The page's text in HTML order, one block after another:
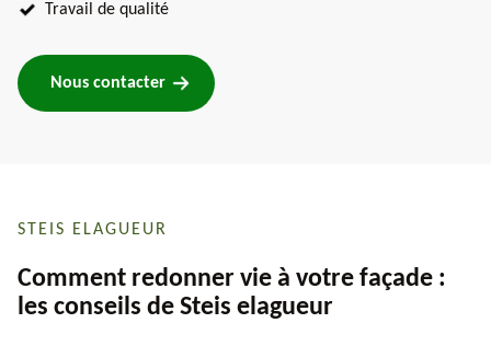
Travail de qualité
Nous contacter
STEIS ELAGUEUR
Comment redonner vie à votre façade :
les conseils de Steis elagueur